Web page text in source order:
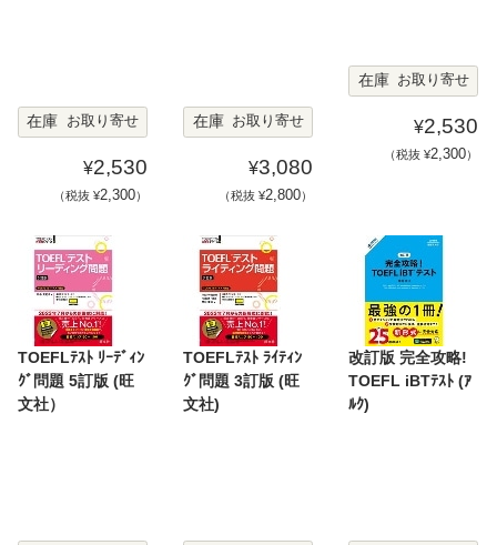
在庫 お取り寄せ
¥2,530
（税抜 ¥2,300）
在庫 お取り寄せ
¥3,080
（税抜 ¥2,800）
在庫 お取り寄せ
¥2,530
（税抜 ¥2,300）
TOEFLﾃｽﾄ ﾘｰﾃﾞｨﾝ
ｸﾞ問題 5訂版 (旺
文社）
TOEFLﾃｽﾄ ﾗｲﾃｨﾝ
ｸﾞ問題 3訂版 (旺
文社)
改訂版 完全攻略!
TOEFL iBTﾃｽﾄ (ｱ
ﾙｸ)